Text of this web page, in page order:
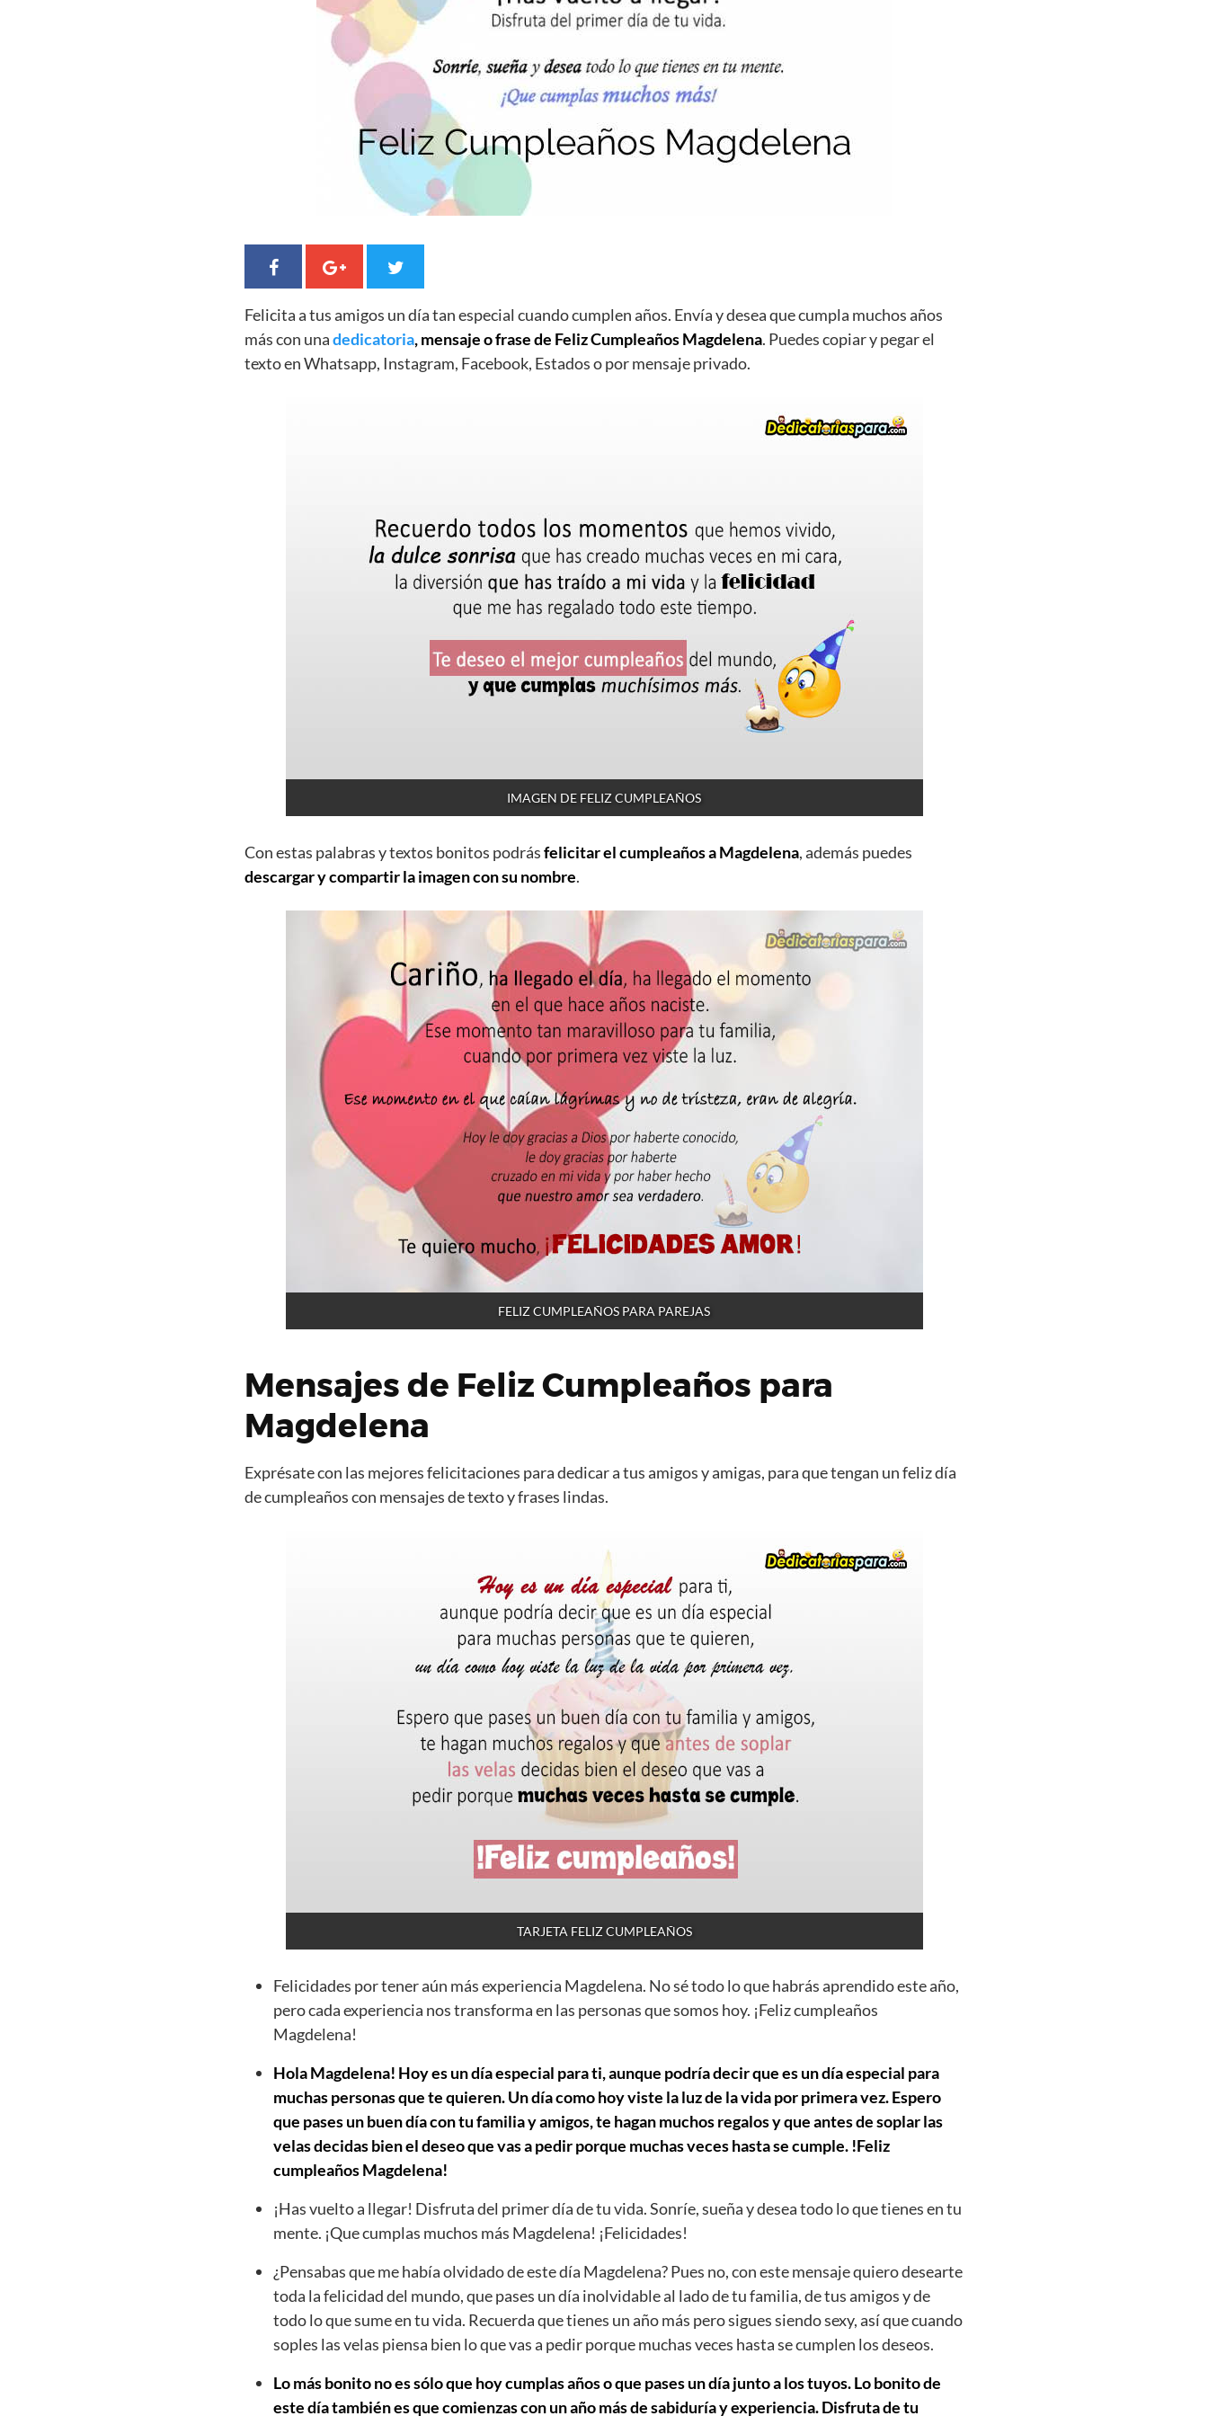
Felicita a tus amigos un día tan especial cuando cumplen años. Envía y desea que cumpla muchos años
más con unadedicatoria, mensaje o frase de Feliz Cumpleaños Magdelena. Puedes copiar y pegar el
texto en Whatsapp, Instagram, Facebook, Estados o por mensaje privado.
IMAGEN DE FELIZ CUMPLEAÑOS
Con estas palabras y textos bonitos podrásfelicitar el cumpleaños a Magdelena, además puedes
descargar y compartir la imagen con su nombre.
FELIZ CUMPLEAÑOS PARA PAREJAS
Mensajes de Feliz Cumpleaños para
Magdelena
Exprésate con las mejores felicitaciones para dedicar a tus amigos y amigas, para que tengan un feliz día
de cumpleaños con mensajes de texto y frases lindas.
TARJETA FELIZ CUMPLEAÑOS
Felicidades por tener aún más experiencia Magdelena. No sé todo lo que habrás aprendido este año,
pero cada experiencia nos transforma en las personas que somos hoy. ¡Feliz cumpleaños
Magdelena!
Hola Magdelena! Hoy es un día especial para ti, aunque podría decir que es un día especial para
muchas personas que te quieren. Un día como hoy viste la luz de la vida por primera vez. Espero
que pases un buen día con tu familia y amigos, te hagan muchos regalos y que antes de soplar las
velas decidas bien el deseo que vas a pedir porque muchas veces hasta se cumple. !Feliz
cumpleaños Magdelena!
¡Has vuelto a llegar! Disfruta del primer día de tu vida. Sonríe, sueña y desea todo lo que tienes en tu
mente. ¡Que cumplas muchos más Magdelena! ¡Felicidades!
¿Pensabas que me había olvidado de este día Magdelena? Pues no, con este mensaje quiero desearte
toda la felicidad del mundo, que pases un día inolvidable al lado de tu familia, de tus amigos y de
todo lo que sume en tu vida. Recuerda que tienes un año más pero sigues siendo sexy, así que cuando
soples las velas piensa bien lo que vas a pedir porque muchas veces hasta se cumplen los deseos.
Lo más bonito no es sólo que hoy cumplas años o que pases un día junto a los tuyos. Lo bonito de
este día también es que comienzas con un año más de sabiduría y experiencia. Disfruta de tu